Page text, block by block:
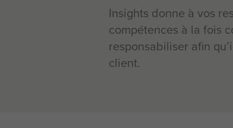
Insights donne à vos
compétences à la fois
responsabiliser afin
client.